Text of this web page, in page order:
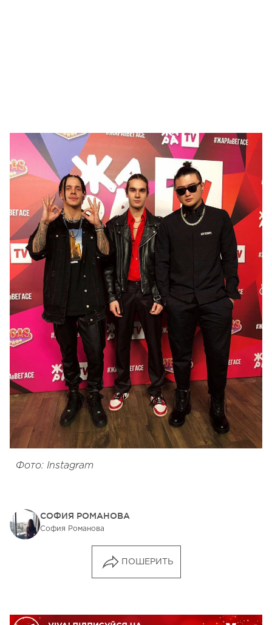
Фото: Instagram
СОФИЯ РОМАНОВА
София Романова
ПОШЕРИТЬ